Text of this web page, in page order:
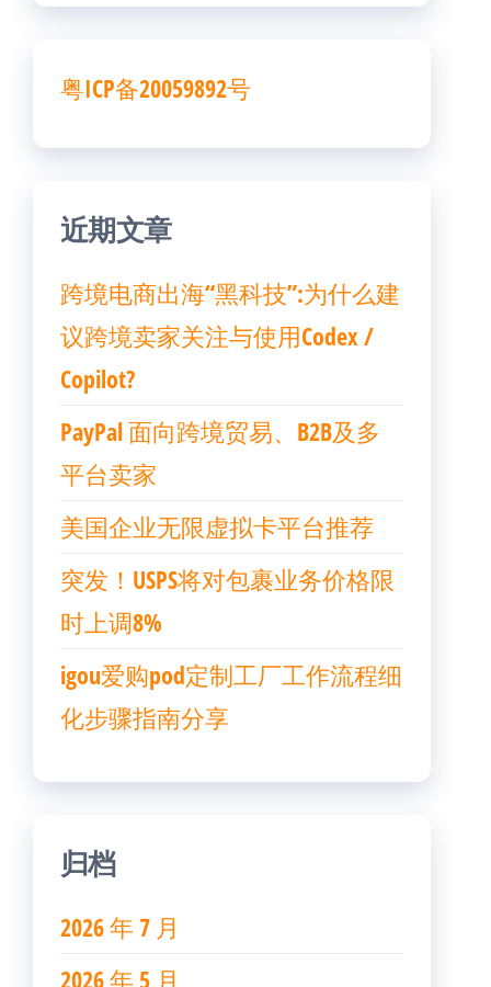
粤ICP备20059892号
近期文章
跨境电商出海“黑科技”:为什么建
议跨境卖家关注与使用Codex /
Copilot?
PayPal 面向跨境贸易、B2B及多
平台卖家
美国企业无限虚拟卡平台推荐
突发！USPS将对包裹业务价格限
时上调8%
igou爱购pod定制工厂工作流程细
化步骤指南分享
归档
2026 年 7 月
2026 年 5 月